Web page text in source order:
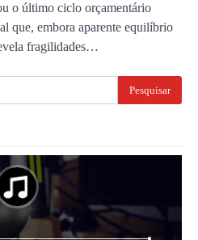
o último ciclo orçamentário
que, embora aparente equilíbrio
fragilidades…